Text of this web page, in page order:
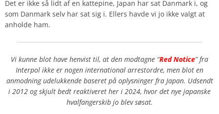
Det er ikke så lidt af en kattepine, Japan har sat Danmark i, og
som Danmark selv har sat sig i. Ellers havde vi jo ikke valgt at
anholde ham.
Vi kunne blot have henvist til, at den modtagne “Red Notice” fra
Interpol ikke er nogen international arrestordre, men blot en
anmodning udelukkende baseret på oplysninger fra Japan. Udsendt
i 2012 og skjult bedt reaktiveret her i 2024, hvor det nye japanske
hvalfangerskib jo blev søsat.